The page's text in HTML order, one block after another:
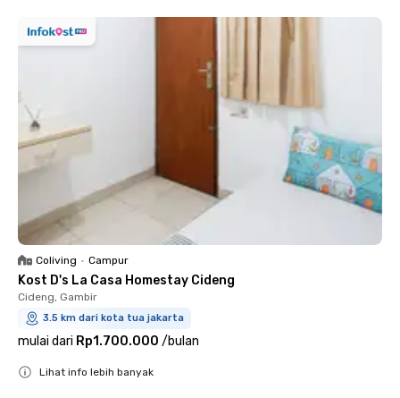
Coliving • Campur
Kost D's La Casa Homestay Cideng
Cideng, Gambir
3.5 km dari kota tua jakarta
mulai dari Rp1.700.000 /bulan
Lihat info lebih banyak